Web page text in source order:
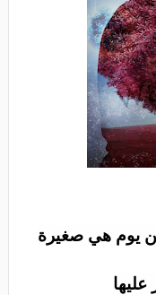
يوم هي صغيرة